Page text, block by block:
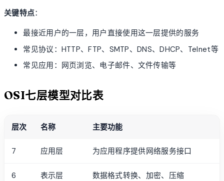
关键特点：
最接近用户的一层，用户直接使用这一层提供的服务
常见协议：HTTP、FTP、SMTP、DNS、DHCP、Telnet等
常见应用：网页浏览、电子邮件、文件传输等
OSI七层模型对比表
层次 名称 主要功能
7 应用层 为应用程序提供网络服务接口
6 表示层 数据格式转换、加密、压缩